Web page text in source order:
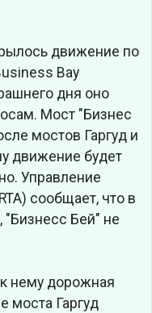
движение по
Bay
дня оно
Мост "Бизнес
мостов Гаргуд и
движение будет
Управление
сообщает, что в
"Бизнесс Бей" не
нему дорожная
моста Гаргуд